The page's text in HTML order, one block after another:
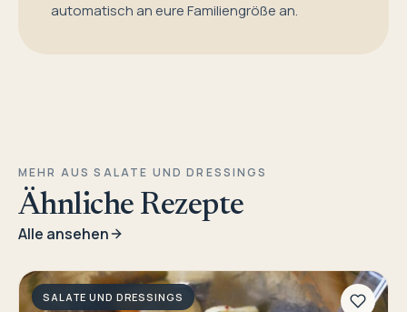
automatisch an eure Familiengröße an.
MEHR AUS SALATE UND DRESSINGS
Ähnliche Rezepte
Alle ansehen
SALATE UND DRESSINGS